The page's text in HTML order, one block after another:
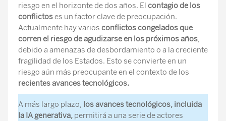
riesgo en el horizonte de dos años. El contagio de los
conflictoses un factor clave de preocupación.
Actualmente hay varios conflictos congelados que
corren el riesgo de agudizarse en los próximos años,
debido a amenazas de desbordamiento o a la creciente
fragilidad de los Estados. Esto se convierte en un
riesgo aún más preocupante en el contexto de los
recientes avances tecnológicos.
A más largo plazo, los avances tecnológicos, incluida
la IA generativa, permitirá a una serie de actores